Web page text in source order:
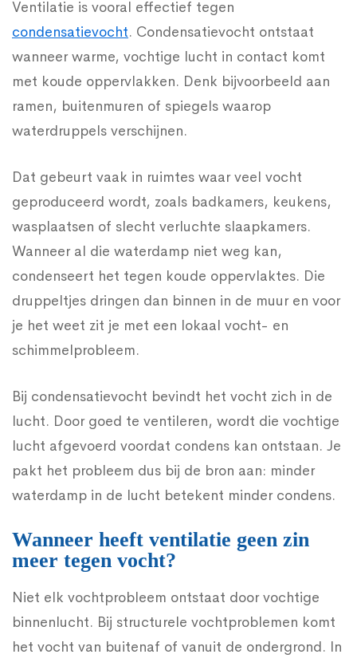
Ventilatie is vooral effectief tegen
condensatievocht. Condensatievocht ontstaat
wanneer warme, vochtige lucht in contact komt
met koude oppervlakken. Denk bijvoorbeeld aan
ramen, buitenmuren of spiegels waarop
waterdruppels verschijnen.
Dat gebeurt vaak in ruimtes waar veel vocht
geproduceerd wordt, zoals badkamers, keukens,
wasplaatsen of slecht verluchte slaapkamers.
Wanneer al die waterdamp niet weg kan,
condenseert het tegen koude oppervlaktes. Die
druppeltjes dringen dan binnen in de muur en voor
je het weet zit je met een lokaal vocht- en
schimmelprobleem.
Bij condensatievocht bevindt het vocht zich in de
lucht. Door goed te ventileren, wordt die vochtige
lucht afgevoerd voordat condens kan ontstaan. Je
pakt het probleem dus bij de bron aan: minder
waterdamp in de lucht betekent minder condens.
Wanneer heeft ventilatie geen zin
meer tegen vocht?
Niet elk vochtprobleem ontstaat door vochtige
binnenlucht. Bij structurele vochtproblemen komt
het vocht van buitenaf of vanuit de ondergrond. In